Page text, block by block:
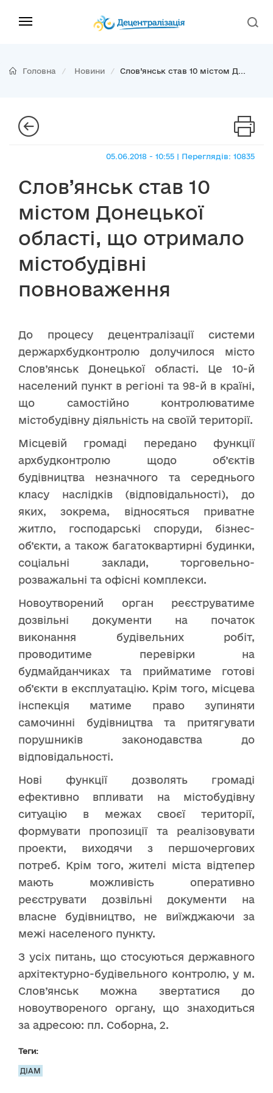
Головна Новини Слов’янськ став 10 містом Д...
05.06.2018 - 10:55 | Переглядів: 10835
Слов’янськ став 10
містом Донецької
області, що отримало
містобудівні
повноваження
До процесу децентралізації системи
держархбудконтролю долучилося місто
Слов’янськ Донецької області. Це 10-й
населений пункт в регіоні та 98-й в країні,
що самостійно контролюватиме
містобудівну діяльність на своїй території.
Місцевій громаді передано функції
архбудконтролю щодо об’єктів
будівництва незначного та середнього
класу наслідків (відповідальності), до
яких, зокрема, відносяться приватне
житло, господарські споруди, бізнес-
об’єкти, а також багатоквартирні будинки,
соціальні заклади, торговельно-
розважальні та офісні комплекси.
Новоутворений орган реєструватиме
дозвільні документи на початок
виконання будівельних робіт,
проводитиме перевірки на
будмайданчиках та прийматиме готові
об’єкти в експлуатацію. Крім того, місцева
інспекція матиме право зупиняти
самочинні будівництва та притягувати
порушників законодавства до
відповідальності.
Нові функції дозволять громаді
ефективно впливати на містобудівну
ситуацію в межах своєї території,
формувати пропозиції та реалізовувати
проекти, виходячи з першочергових
потреб. Крім того, жителі міста відтепер
мають можливість оперативно
реєструвати дозвільні документи на
власне будівництво, не виїжджаючи за
межі населеного пункту.
З усіх питань, що стосуються державного
архітектурно-будівельного контролю, у м.
Слов’янськ можна звертатися до
новоутвореного органу, що знаходиться
за адресою: пл. Соборна, 2.
Теги:
ДІАМ